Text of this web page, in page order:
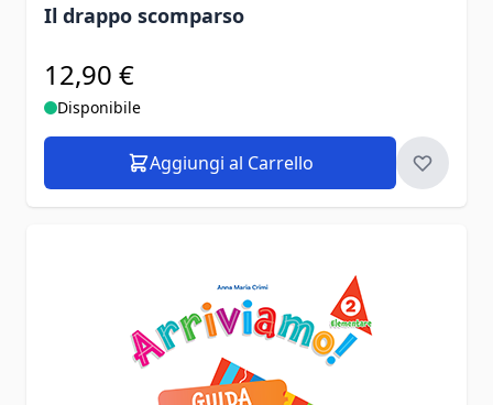
Il drappo scomparso
12,90 €
Disponibile
Aggiungi al Carrello